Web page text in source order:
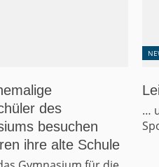
Outdoorsport
diesjährigen
Gymnasiums nicht...